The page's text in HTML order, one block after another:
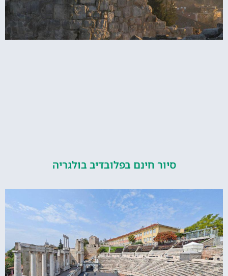
סיור חינם בפלובדיב בולגריה